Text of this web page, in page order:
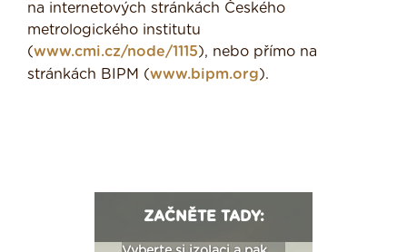
na internetových stránkách Českého
metrologického institutu
(www.cmi.cz/node/1115), nebo přímo na
stránkách BIPM (www.bipm.org).
ZAČNĚTE TADY: